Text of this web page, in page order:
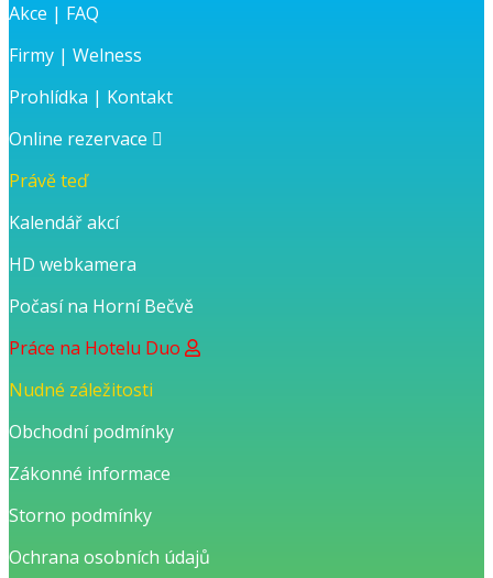
Akce | FAQ
Firmy | Welness
Prohlídka | Kontakt
Online rezervace
Právě teď
Kalendář akcí
HD webkamera
Počasí na Horní Bečvě
Práce na Hotelu Duo
Nudné záležitosti
Obchodní podmínky
Zákonné informace
Storno podmínky
Ochrana osobních údajů